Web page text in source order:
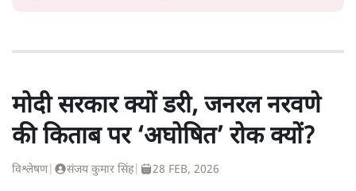
मोदी सरकार क्यों डरी, जनरल नरवणे
की किताब पर ‘अघोषित’ रोक क्यों?
विश्लेषण| संजय कुमार सिंह| 28 FEB, 2026